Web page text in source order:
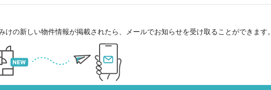
の新しい物件情報が掲載されたら、メールでお知らせを受け取ることができます。